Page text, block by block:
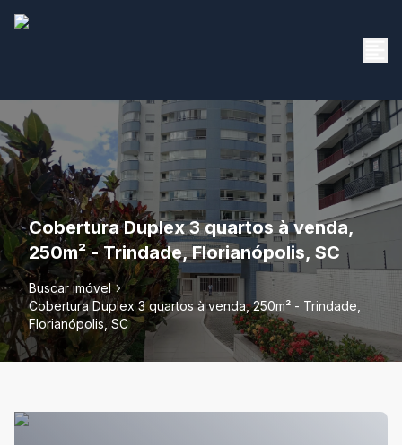
Cobertura Duplex 3 quartos à venda,
250m² - Trindade, Florianópolis, SC
Buscar imóvel
Cobertura Duplex 3 quartos à venda, 250m² - Trindade,
Florianópolis, SC